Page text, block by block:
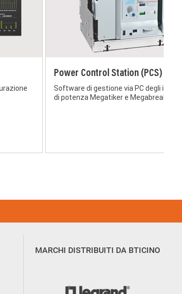
Power Control Station (PCS)
Software di gestione via PC degli
di potenza Megatiker e Megabreak
MARCHI DISTRIBUITI DA BTICINO